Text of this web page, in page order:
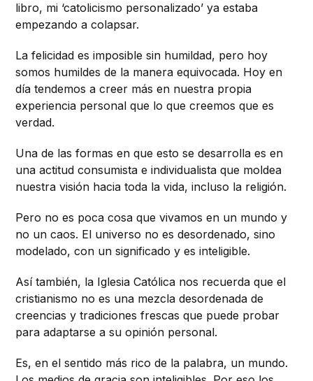
libro, mi ‘catolicismo personalizado’ ya estaba
empezando a colapsar.
La felicidad es imposible sin humildad, pero hoy
somos humildes de la manera equivocada. Hoy en
día tendemos a creer más en nuestra propia
experiencia personal que lo que creemos que es
verdad.
Una de las formas en que esto se desarrolla es en
una actitud consumista e individualista que moldea
nuestra visión hacia toda la vida, incluso la religión.
Pero no es poca cosa que vivamos en un mundo y
no un caos. El universo no es desordenado, sino
modelado, con un significado y es inteligible.
Así también, la Iglesia Católica nos recuerda que el
cristianismo no es una mezcla desordenada de
creencias y tradiciones frescas que puede probar
para adaptarse a su opinión personal.
Es, en el sentido más rico de la palabra, un mundo.